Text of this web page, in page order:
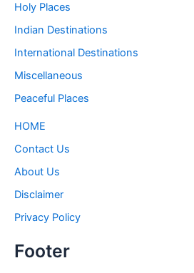
Holy Places
Indian Destinations
International Destinations
Miscellaneous
Peaceful Places
HOME
Contact Us
About Us
Disclaimer
Privacy Policy
Footer